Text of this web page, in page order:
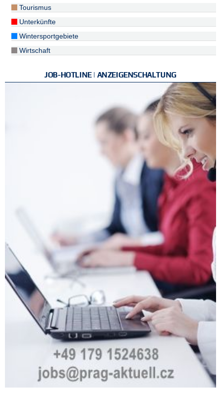
Tourismus
Unterkünfte
Wintersportgebiete
Wirtschaft
JOB-HOTLINE | ANZEIGENSCHALTUNG